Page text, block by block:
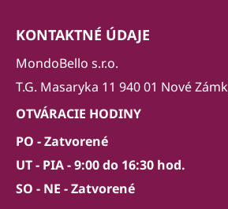
KONTAKTNÉ ÚDAJE
MondoBello s.r.o.
T.G. Masaryka 11 940 01 Nové
OTVÁRACIE HODINY
PO - Zatvorené
UT - PIA - 9:00 do 16:30 hod.
SO - NE - Zatvorené